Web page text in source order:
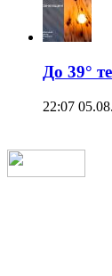
До 39°
22:07